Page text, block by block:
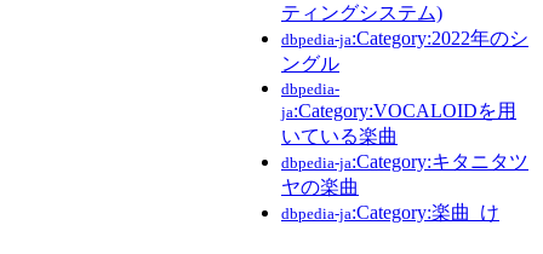
ティングシステム)
dbpedia-ja:Category:2022年のシ
ングル
dbpedia-
ja:Category:VOCALOIDを用
いている楽曲
dbpedia-ja:Category:キタニタツ
ヤの楽曲
dbpedia-ja:Category:楽曲_け